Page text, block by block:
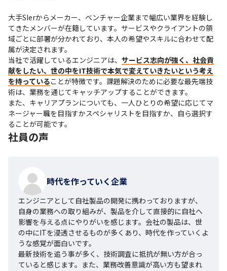
大手SIerからメーカー、ベンチャー企業まで幅広い業界を経験し
てきたメンバーが在籍しています。サービスやクライアントの領
域ごとに部署が分かれており、本人の希望やスキルに合わせて配
属が決定されます。
当社で活躍しているエンジニアは、 サービス志向が強く、社会貢
献をしたい、世の中をIT技術で本気で変えていきたいという考え
を持っていることが特徴です。課題解決のために必要な最先端技
術は、業務を通じてキャッチアップすることができます。
また、キャリアプランについても、一人ひとりの希望に応じてマ
ネージャー職を目指すかスペシャリストを目指すか、自ら選択す
ることが可能です。
社員の声
時代を作っていく企業
エンジニアとして自社製品の開発に携わっておりますが、
自身の業務への取り組みが、製品を介して直接的に自社へ
影響を与える点にやりがいを感じます。会社の製品は、世
の中にITを浸透させるものが多くあり、時代を作っていくよ
うな感覚が面白いです。
最新技術を追う事が多く、技術調査に抵抗が無い方が合っ
ていると感じます。また、業務改善意識が高い方も望まれ